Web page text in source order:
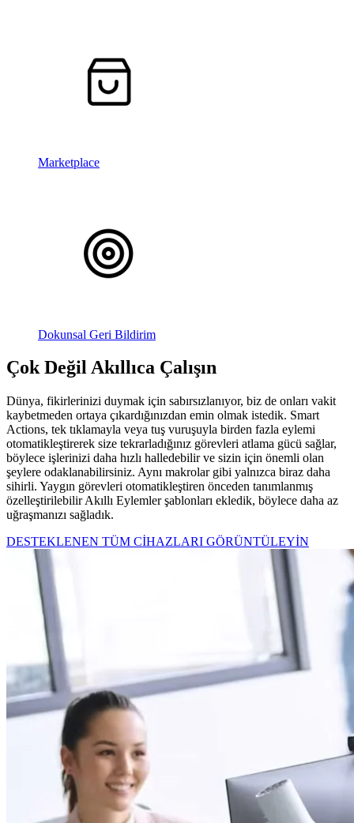
Marketplace
Dokunsal Geri Bildirim
Çok Değil Akıllıca Çalışın
Dünya, fikirlerinizi duymak için sabırsızlanıyor, biz de onları vakit
kaybetmeden ortaya çıkardığınızdan emin olmak istedik. Smart
Actions, tek tıklamayla veya tuş vuruşuyla birden fazla eylemi
otomatikleştirerek size tekrarladığınız görevleri atlama gücü sağlar,
böylece işlerinizi daha hızlı halledebilir ve sizin için önemli olan
şeylere odaklanabilirsiniz. Aynı makrolar gibi yalnızca biraz daha
sihirli. Yaygın görevleri otomatikleştiren önceden tanımlanmış
özelleştirilebilir Akıllı Eylemler şablonları ekledik, böylece daha az
uğraşmanızı sağladık.
DESTEKLENEN TÜM CİHAZLARI GÖRÜNTÜLEYİN